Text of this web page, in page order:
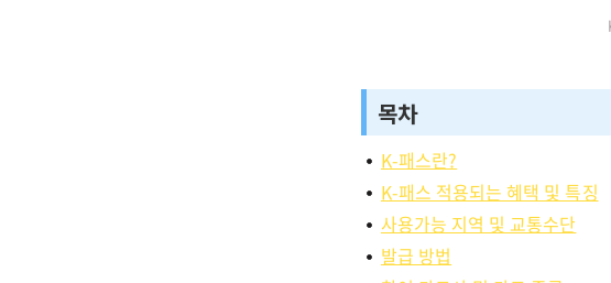
목차
K-패스란?
K-패스 적용되는 혜택 및 특징
사용가능 지역 및 교통수단
발급 방법